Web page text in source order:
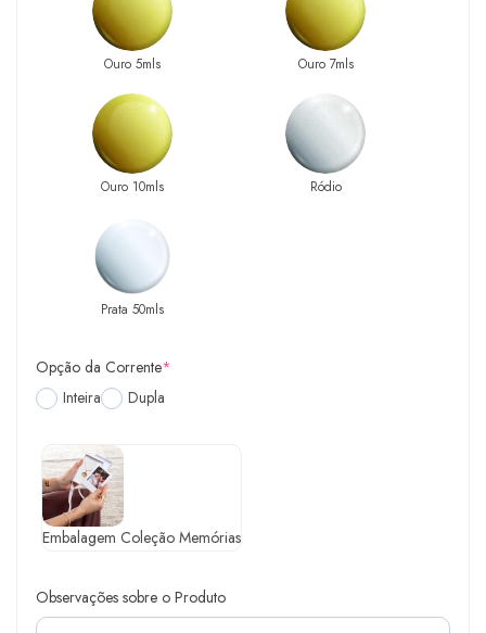
Ouro 5mls Ouro 7mls
Ouro 10mls Ródio
Prata 50mls
Opção da Corrente*
Inteira
Dupla
Embalagem Coleção Memórias
Observações sobre o Produto